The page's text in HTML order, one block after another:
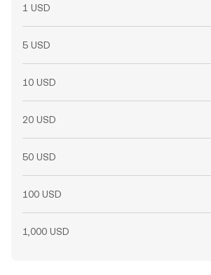
1 USD
5 USD
10 USD
20 USD
50 USD
100 USD
1,000 USD